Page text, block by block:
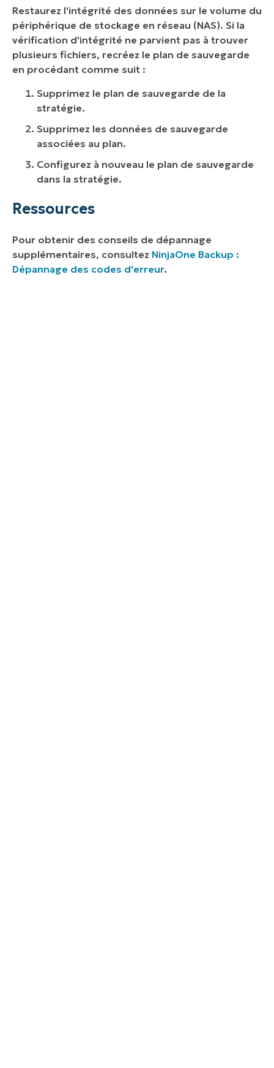
Restaurez l'intégrité des données sur le volume du
périphérique de stockage en réseau (NAS). Si la
vérification d'intégrité ne parvient pas à trouver
plusieurs fichiers, recréez le plan de sauvegarde
en procédant comme suit :
Supprimez le plan de sauvegarde de la
stratégie.
Supprimez les données de sauvegarde
associées au plan.
Configurez à nouveau le plan de sauvegarde
dans la stratégie.
Ressources
Pour obtenir des conseils de dépannage
supplémentaires, consultez NinjaOne Backup :
Dépannage des codes d'erreur.